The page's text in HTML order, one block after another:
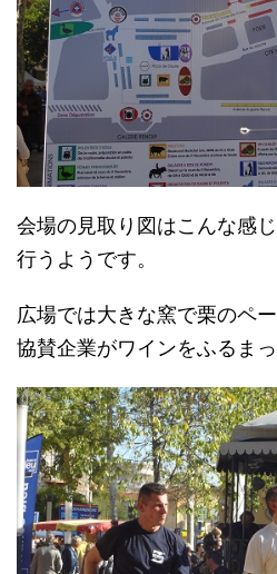
会場の見取り図はこんな感
行うようです。
広場では大きな窯で栗のペ
協賛企業がワインをふるま